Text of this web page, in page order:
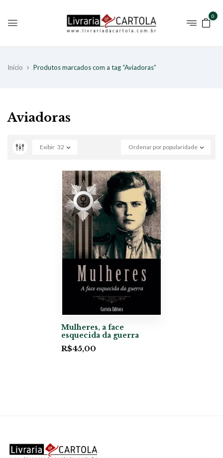
0
Início Produtos marcados com a tag “Aviadoras”
Aviadoras
Ordenar por popularidade
Exibir 32
Mulheres, a face
esquecida da guerra
R$45,00